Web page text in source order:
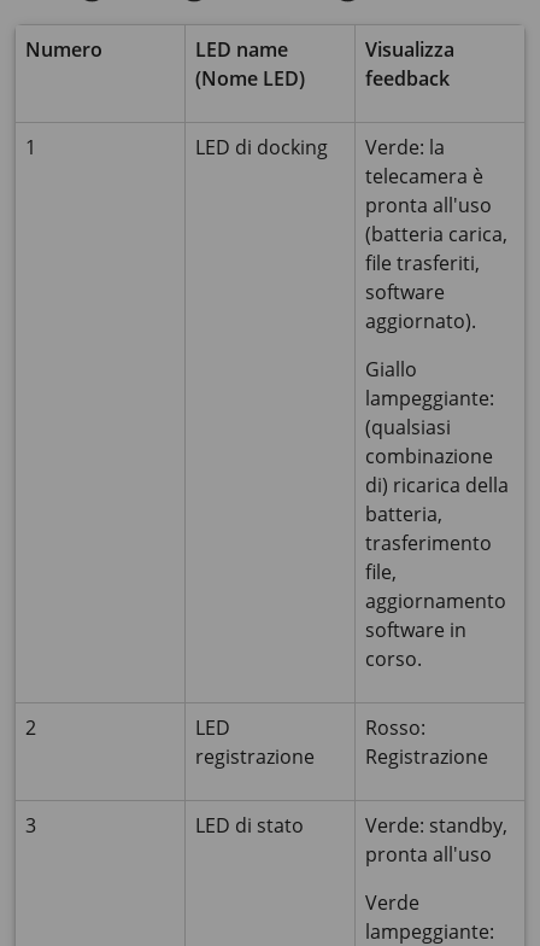
Numero
LED name
(Nome LED)
Visualizza
feedback
1 LED di docking
Verde: la
telecamera è
pronta all'uso
(batteria carica,
file trasferiti,
software
aggiornato).
Giallo
lampeggiante:
(qualsiasi
combinazione
di) ricarica della
batteria,
trasferimento
file,
aggiornamento
software in
corso.
2
LED
registrazione
Rosso:
Registrazione
3 LED di stato
Verde: standby,
pronta all'uso
Verde
lampeggiante: